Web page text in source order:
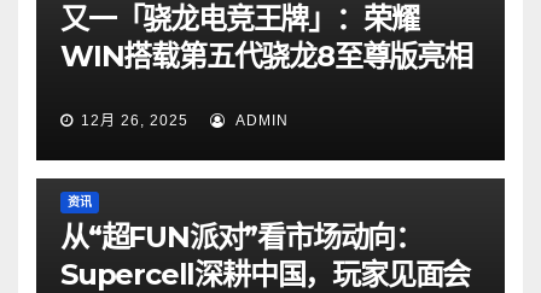
又一「骁龙电竞王牌」：荣耀
WIN搭载第五代骁龙8至尊版亮相
12月 26, 2025 ADMIN
资讯
从“超FUN派对”看市场动向：
Supercell深耕中国，玩家见面会